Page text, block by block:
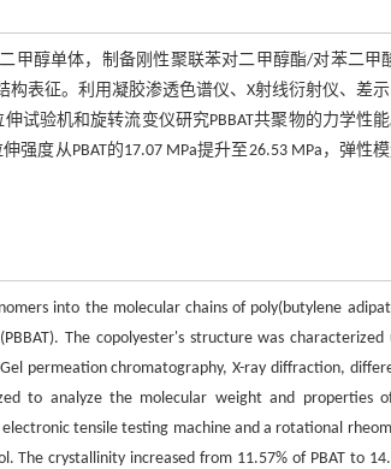
甲醇单体，制备刚性聚联苯对二甲醇酯/对苯二甲
构表征。利用凝胶渗透色谱仪、X射线衍射仪、差
试验机和旋转流变仪研究PBBAT共聚物的力学性
强度从PBAT的17.07 MPa提升至26.53 MPa，弹性
into the molecular chains of poly(butylene
The copolyester's structure was characterized
permeation chromatography, X-ray diffraction,
to analyze the molecular weight and properties
tensile testing machine and a rotational
The crystallinity increased from 11.57% of PBAT to